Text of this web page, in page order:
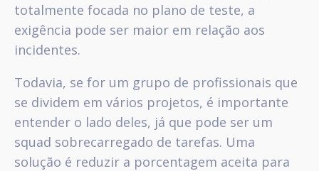
totalmente focada no plano de teste, a
exigência pode ser maior em relação aos
incidentes.
Todavia, se for um grupo de profissionais que
se dividem em vários projetos, é importante
entender o lado deles, já que pode ser um
squad sobrecarregado de tarefas. Uma
solução é reduzir a porcentagem aceita para